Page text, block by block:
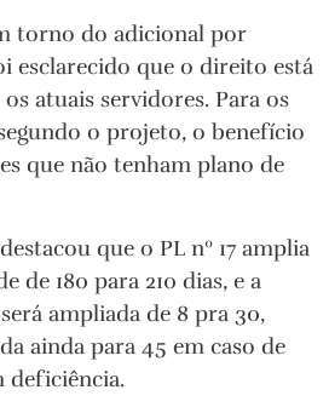
torno do adicional por
esclarecido que o direito está
atuais servidores. Para os
o projeto, o benefício
que não tenham plano de
que o PL nº 17 amplia
de 180 para 210 dias, e a
ampliada de 8 pra 30,
ainda para 45 em caso de
deficiência.